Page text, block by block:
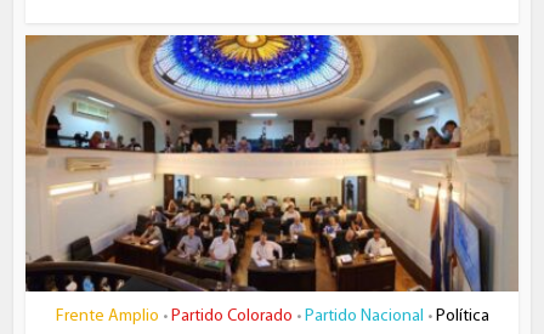
Frente Amplio • Partido Colorado • Partido Nacional • Política